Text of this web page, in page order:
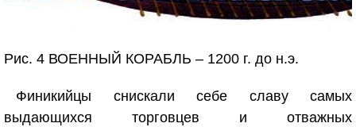
Рис. 4 ВОЕННЫЙ КОРАБЛЬ – 1200 г. до н.э.
Финикийцы снискали себе славу самых
выдающихся торговцев и отважных